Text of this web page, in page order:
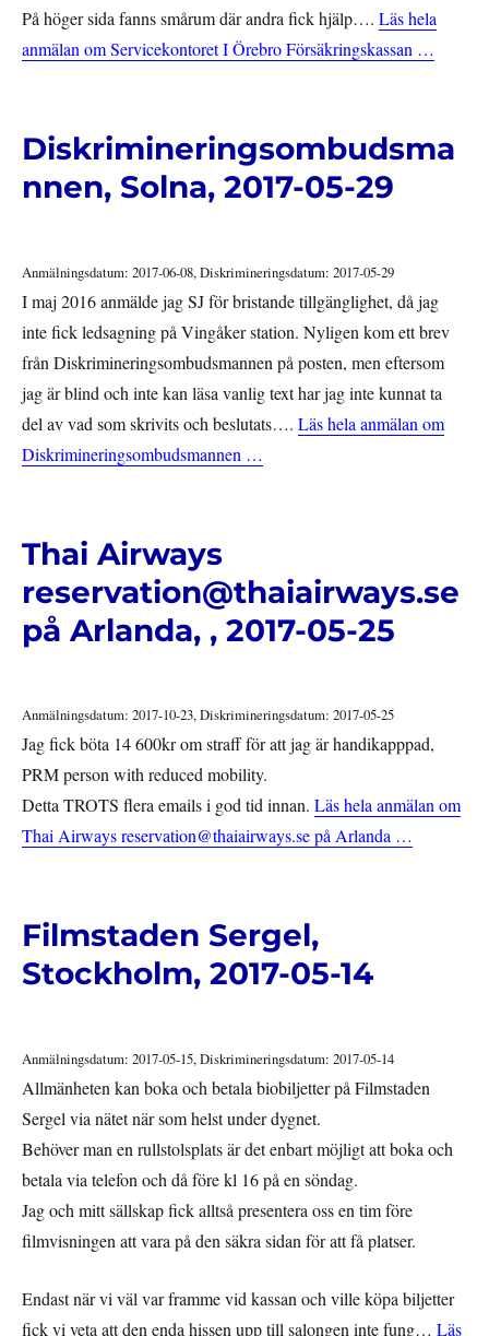
På höger sida fanns smårum där andra fick hjälp….Läs hela
anmälan om Servicekontoret I Örebro Försäkringskassan …
Diskrimineringsombudsma
nnen, Solna, 2017-05-29
Anmälningsdatum: 2017-06-08, Diskrimineringsdatum: 2017-05-29
I maj 2016 anmälde jag SJ för bristande tillgänglighet, då jag
inte fick ledsagning på Vingåker station. Nyligen kom ett brev
från Diskrimineringsombudsmannen på posten, men eftersom
jag är blind och inte kan läsa vanlig text har jag inte kunnat ta
del av vad som skrivits och beslutats….Läs hela anmälan om
Diskrimineringsombudsmannen …
Thai Airways
reservation@thaiairways.se
på Arlanda, , 2017-05-25
Anmälningsdatum: 2017-10-23, Diskrimineringsdatum: 2017-05-25
Jag fick böta 14 600kr om straff för att jag är handikapppad,
PRM person with reduced mobility.
Detta TROTS flera emails i god tid innan.Läs hela anmälan om
Thai Airways reservation@thaiairways.se på Arlanda …
Filmstaden Sergel,
Stockholm, 2017-05-14
Anmälningsdatum: 2017-05-15, Diskrimineringsdatum: 2017-05-14
Allmänheten kan boka och betala biobiljetter på Filmstaden
Sergel via nätet när som helst under dygnet.
Behöver man en rullstolsplats är det enbart möjligt att boka och
betala via telefon och då före kl 16 på en söndag.
Jag och mitt sällskap fick alltså presentera oss en tim före
filmvisningen att vara på den säkra sidan för att få platser.
Endast när vi väl var framme vid kassan och ville köpa biljetter
fick vi veta att den enda hissen upp till salongen inte fung…Läs